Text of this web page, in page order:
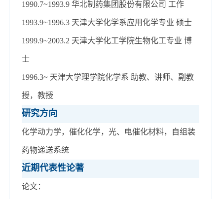
1990.7~1993.9 华北制药集团股份有限公司 工作
1993.9~1996.3 天津大学化学系应用化学专业 硕士
1999.9~2003.2 天津大学化工学院生物化工专业 博
士
1996.3~ 天津大学理学院化学系 助教、讲师、副教
授， 教授
研究方向
化学动力学， 催化化学，光、电催化材料， 自组装
药物递送系统
近期代表性论著
论文：